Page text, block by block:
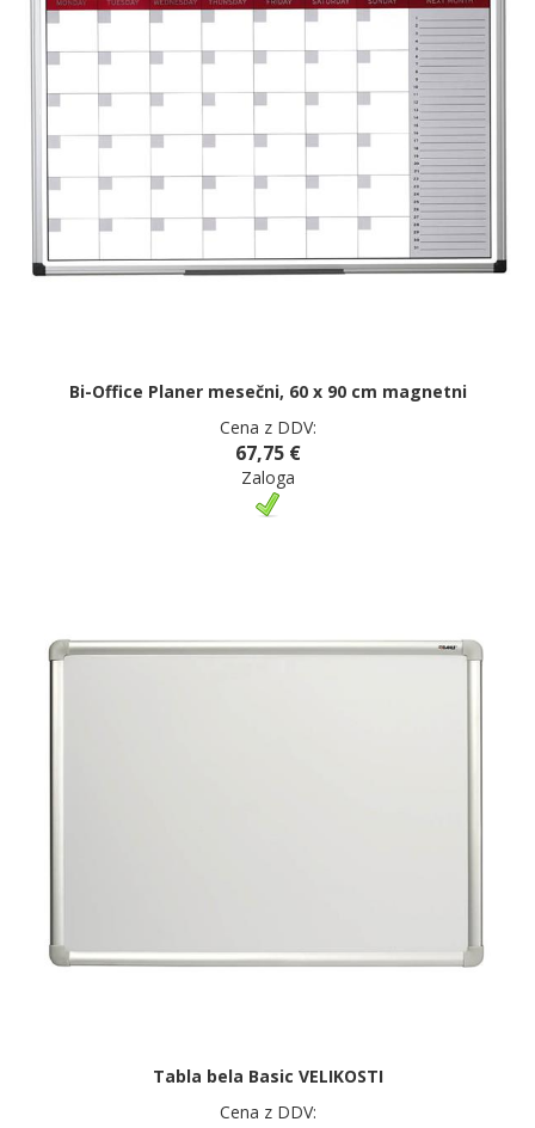
Bi-Office Planer mesečni, 60 x 90 cm magnetni
Cena z DDV:
67,75 €
Zaloga
Tabla bela Basic VELIKOSTI
Cena z DDV: